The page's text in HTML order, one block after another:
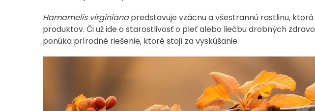
Hamamelis virginianapredstavuje vzácnu a všestrannú rastlinu,
produktov. Či už ide o starostlivosť o pleť alebo liečbu drobných
ponúka prírodné riešenie, ktoré stojí za vyskúšanie.